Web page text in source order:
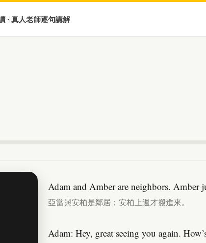
· 真人老師逐句講解
Adam and Amber are neighbors. Amber
亞當與安柏是鄰居；安柏上週才搬進來。
Adam: Hey, great seeing you again.